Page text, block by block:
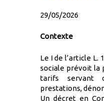
29/05/2026
Contexte
Le I de l’article L.
sociale prévoit la
tarifs servant
prestations,
Un décret en